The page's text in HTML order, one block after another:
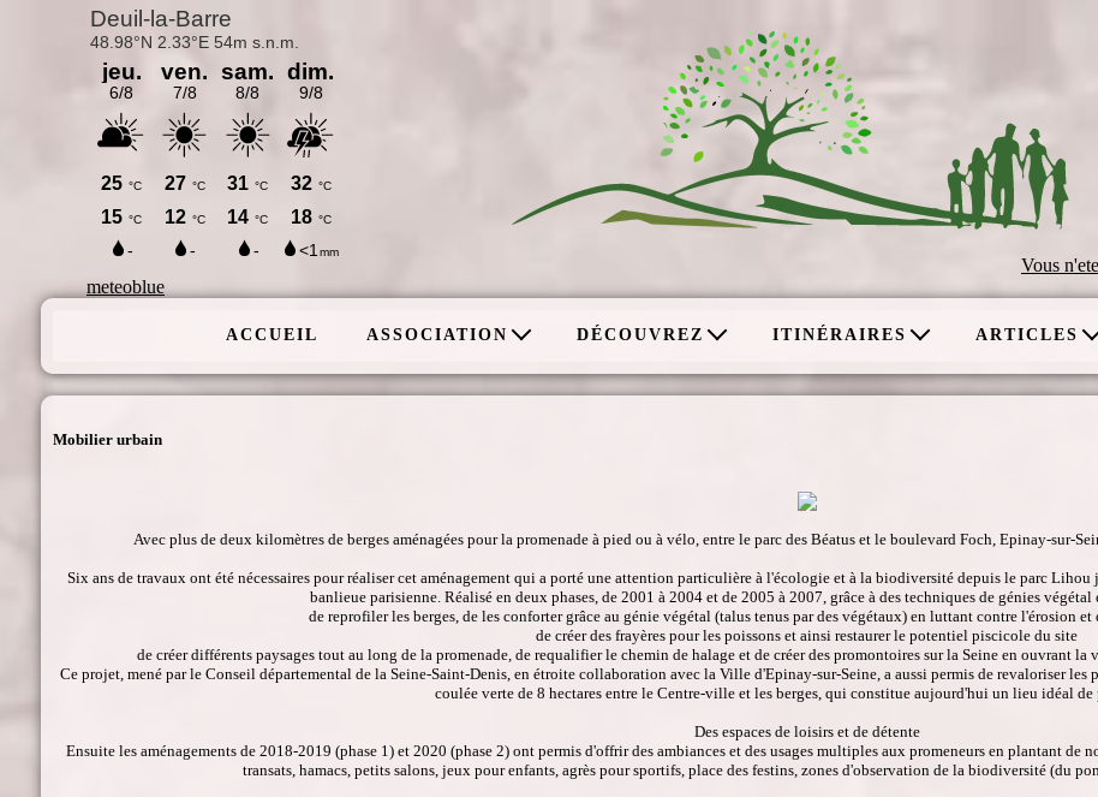
meteoblue
Vous
ACCUEIL ASSOCIATION DÉCOUVREZ ITINÉRAIRES ARTICLES
Mobilier urbain
Avec plus de deux kilomètres de berges aménagées pour la promenade à pied ou à vélo, entre le parc des Béatus et le boulevard Foch, Epinay-sur-
Six ans de travaux ont été nécessaires pour réaliser cet aménagement qui a porté une attention particulière à l'écologie et à la biodiversité depuis le parc
banlieue parisienne. Réalisé en deux phases, de 2001 à 2004 et de 2005 à 2007, grâce à des techniques de génies
de reprofiler les berges, de les conforter grâce au génie végétal (talus tenus par des végétaux) en luttant contre l'érosion
de créer des frayères pour les poissons et ainsi restaurer le potentiel piscicole du site
de créer différents paysages tout au long de la promenade, de requalifier le chemin de halage et de créer des promontoires sur la Seine en ouvrant
Ce projet, mené par le Conseil départemental de la Seine-Saint-Denis, en étroite collaboration avec la Ville d'Epinay-sur-Seine, a aussi permis de revaloriser les
coulée verte de 8 hectares entre le Centre-ville et les berges, qui constitue aujourd'hui un lieu idéal de
Des espaces de loisirs et de détente
Ensuite les aménagements de 2018-2019 (phase 1) et 2020 (phase 2) ont permis d'offrir des ambiances et des usages multiples aux promeneurs en plantant
transats, hamacs, petits salons, jeux pour enfants, agrès pour sportifs, place des festins, zones d'observation de la biodiversité (du